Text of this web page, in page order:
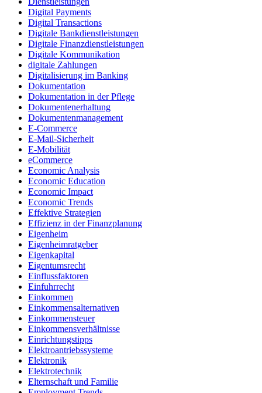
Digital Payments
Digital Transactions
Digitale Bankdienstleistungen
Digitale Finanzdienstleistungen
Digitale Kommunikation
digitale Zahlungen
Digitalisierung im Banking
Dokumentation
Dokumentation in der Pflege
Dokumentenerhaltung
Dokumentenmanagement
E-Commerce
E-Mail-Sicherheit
E-Mobilität
eCommerce
Economic Analysis
Economic Education
Economic Impact
Economic Trends
Effektive Strategien
Effizienz in der Finanzplanung
Eigenheim
Eigenheimratgeber
Eigenkapital
Eigentumsrecht
Einflussfaktoren
Einfuhrrecht
Einkommen
Einkommensalternativen
Einkommensteuer
Einkommensverhältnisse
Einrichtungstipps
Elektroantriebssysteme
Elektronik
Elektrotechnik
Elternschaft und Familie